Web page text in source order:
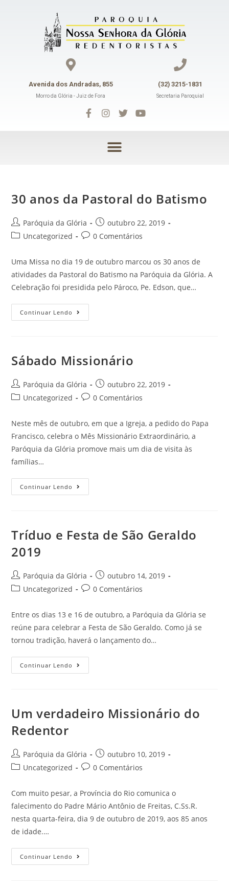
Avenida dos Andradas, 855
Morro da Glória - Juiz de Fora
(32) 3215-1831
Secretaria Paroquial
30 anos da Pastoral do Batismo
Paróquia da Glória
outubro 22, 2019
Uncategorized
0 Comentários
Uma Missa no dia 19 de outubro marcou os 30 anos de
atividades da Pastoral do Batismo na Paróquia da Glória. A
Celebração foi presidida pelo Pároco, Pe. Edson, que…
Continuar Lendo
Sábado Missionário
Paróquia da Glória
outubro 22, 2019
Uncategorized
0 Comentários
Neste mês de outubro, em que a Igreja, a pedido do Papa
Francisco, celebra o Mês Missionário Extraordinário, a
Paróquia da Glória promove mais um dia de visita às
famílias…
Continuar Lendo
Tríduo e Festa de São Geraldo
2019
Paróquia da Glória
outubro 14, 2019
Uncategorized
0 Comentários
Entre os dias 13 e 16 de outubro, a Paróquia da Glória se
reúne para celebrar a Festa de São Geraldo. Como já se
tornou tradição, haverá o lançamento do…
Continuar Lendo
Um verdadeiro Missionário do
Redentor
Paróquia da Glória
outubro 10, 2019
Uncategorized
0 Comentários
Com muito pesar, a Província do Rio comunica o
falecimento do Padre Mário Antônio de Freitas, C.Ss.R.
nesta quarta-feira, dia 9 de outubro de 2019, aos 85 anos
de idade.…
Continuar Lendo